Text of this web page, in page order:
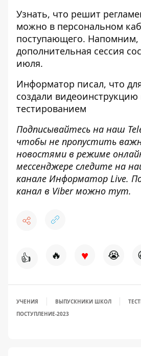
Узнать, что решит
можно в персональном
поступающего. Напомним,
дополнительная сессия
июля.
Информатор писал, что
создали видеоинструкцию
тестированием
Подписывайтесь на наш
чтобы не пропустить
новостями в режиме
мессенджере следите на
канале Информатор Live.
канал в Viber можно тут.
👍 🔥 ♥ 😭
УЧЕНИЯ ВЫПУСКНИКИ ШКОЛ
ПОСТУПЛЕНИЕ-2023